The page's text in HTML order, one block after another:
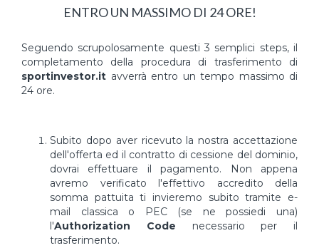
ENTRO UN MASSIMO DI 24 ORE!
Seguendo scrupolosamente questi 3 semplici steps, il
completamento della procedura di trasferimento di
sportinvestor.it avverrà entro un tempo massimo di
24 ore.
Subito dopo aver ricevuto la nostra accettazione
dell'offerta ed il contratto di cessione del dominio,
dovrai effettuare il pagamento. Non appena
avremo verificato l'effettivo accredito della
somma pattuita ti invieremo subito tramite e-
mail classica o PEC (se ne possiedi una)
l'Authorization Code necessario per il
trasferimento.